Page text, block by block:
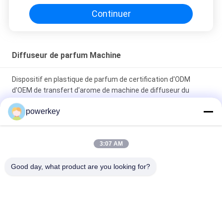
the difference. No more eye strain during long
sessions. Highly r
Continuer
Diffuseur de parfum Machine
Dispositif en plastique de parfum de certification d'ODM
d'OEM de transfert d'arome de machine de diffuseur du
Machine de diffuseur d'odeur à usage domestique Couleur
blanche adapté pour le centre commercial
powerkey
3:07 AM
Good day, what product are you looking for?